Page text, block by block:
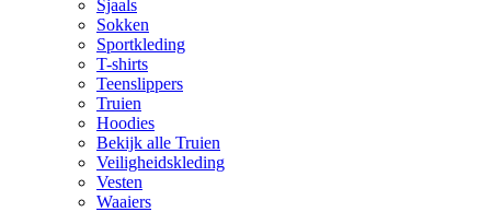
Sjaals
Sokken
Sportkleding
T-shirts
Teenslippers
Truien
Hoodies
Bekijk alle Truien
Veiligheidskleding
Vesten
Waaiers